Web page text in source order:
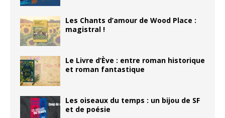
Les Chants d’amour de Wood Place :
magistral !
Le Livre d’Ève : entre roman historique
et roman fantastique
Les oiseaux du temps : un bijou de SF
et de poésie